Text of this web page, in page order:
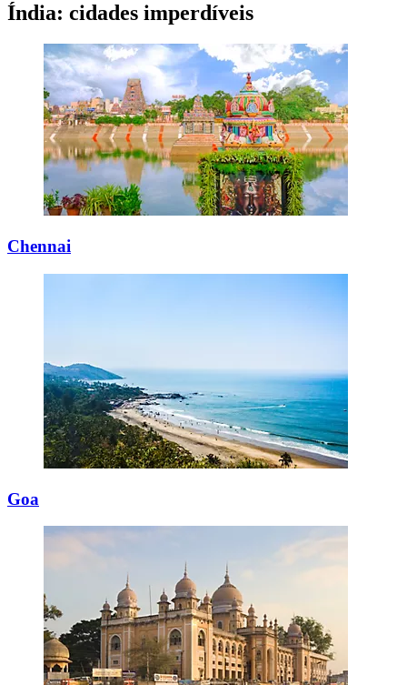
Índia: cidades imperdíveis
Chennai
Goa